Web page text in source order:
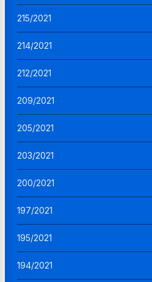
215/2021
214/2021
212/2021
209/2021
205/2021
203/2021
200/2021
197/2021
195/2021
194/2021